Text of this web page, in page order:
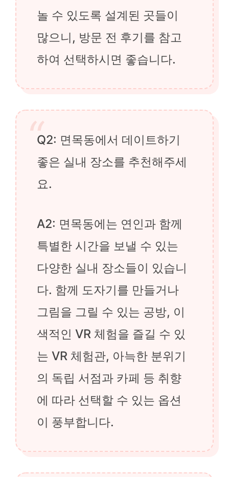
놀 수 있도록 설계된 곳들이
많으니, 방문 전 후기를 참고
하여 선택하시면 좋습니다.
Q2: 면목동에서 데이트하기
좋은 실내 장소를 추천해주세
요.
A2: 면목동에는 연인과 함께
특별한 시간을 보낼 수 있는
다양한 실내 장소들이 있습니
다. 함께 도자기를 만들거나
그림을 그릴 수 있는 공방, 이
색적인 VR 체험을 즐길 수 있
는 VR 체험관, 아늑한 분위기
의 독립 서점과 카페 등 취향
에 따라 선택할 수 있는 옵션
이 풍부합니다.